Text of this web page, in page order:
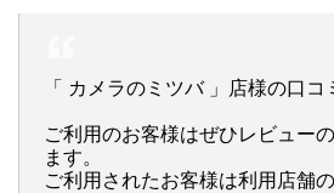
「 カメラのミツバ 」店様の口コ
ご利用のお客様はぜひレビュー
ます。
ご利用されたお客様は利用店舗